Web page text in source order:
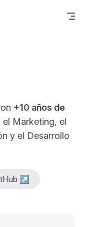
+10 años de
Marketing, el
y el Desarrollo
↗